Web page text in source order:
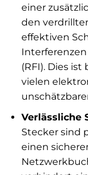
einer
den
effektiven
(RFI). Dies
vielen
Verlässliche
Stecker sind
einen